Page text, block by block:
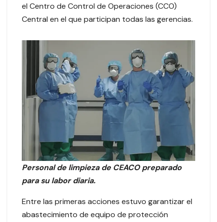
el Centro de Control de Operaciones (CCO)
Central en el que participan todas las gerencias.
Personal de limpieza de CEACO preparado
para su labor diaria.
Entre las primeras acciones estuvo garantizar el
abastecimiento de equipo de protección